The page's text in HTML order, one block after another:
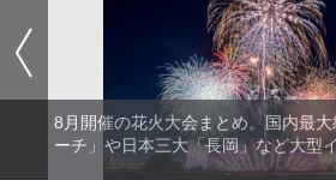
8月開催の花火大会まとめ。国内最
ーチ」や日本三大「長岡」など大型